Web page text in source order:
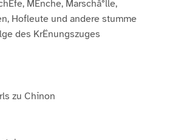
MËnche, Marschâ°lle,
Hofleute und andere stumme
des KrËnungszuges
zu Chinon